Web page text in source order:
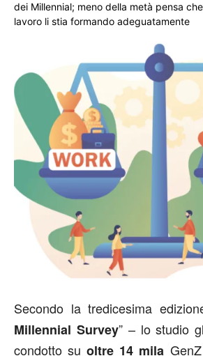
dei Millennial; meno della metà pensa
lavoro li stia formando adeguatamente
Secondo la tredicesima
Millennial Survey” – lo studio
condotto suoltre 14 mila